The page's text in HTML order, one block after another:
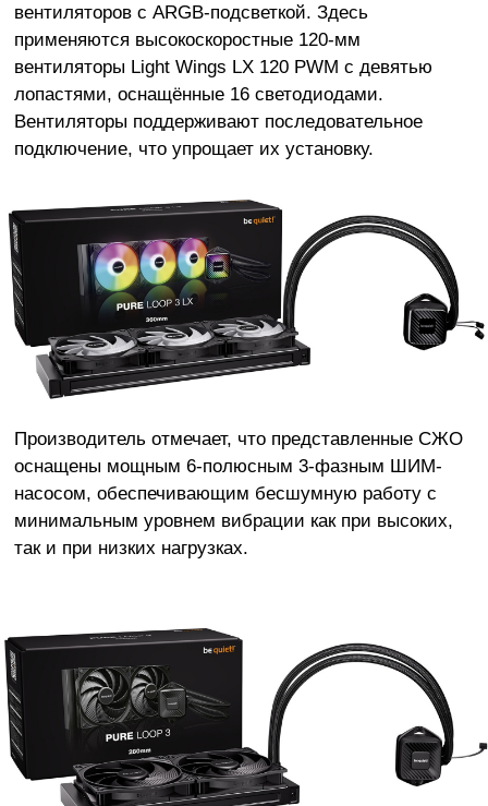
вентиляторов с ARGB-подсветкой. Здесь
применяются высокоскоростные 120-мм
вентиляторы Light Wings LX 120 PWM с девятью
лопастями, оснащённые 16 светодиодами.
Вентиляторы поддерживают последовательное
подключение, что упрощает их установку.
Производитель отмечает, что представленные СЖО
оснащены мощным 6-полюсным 3-фазным ШИМ-
насосом, обеспечивающим бесшумную работу с
минимальным уровнем вибрации как при высоких,
так и при низких нагрузках.